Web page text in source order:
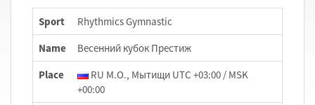
Sport
Rhythmics Gymnastic
Name
Весенний кубок Престиж
Place
RU М.О., Мытищи UTC +03:00 / MSK
+00:00